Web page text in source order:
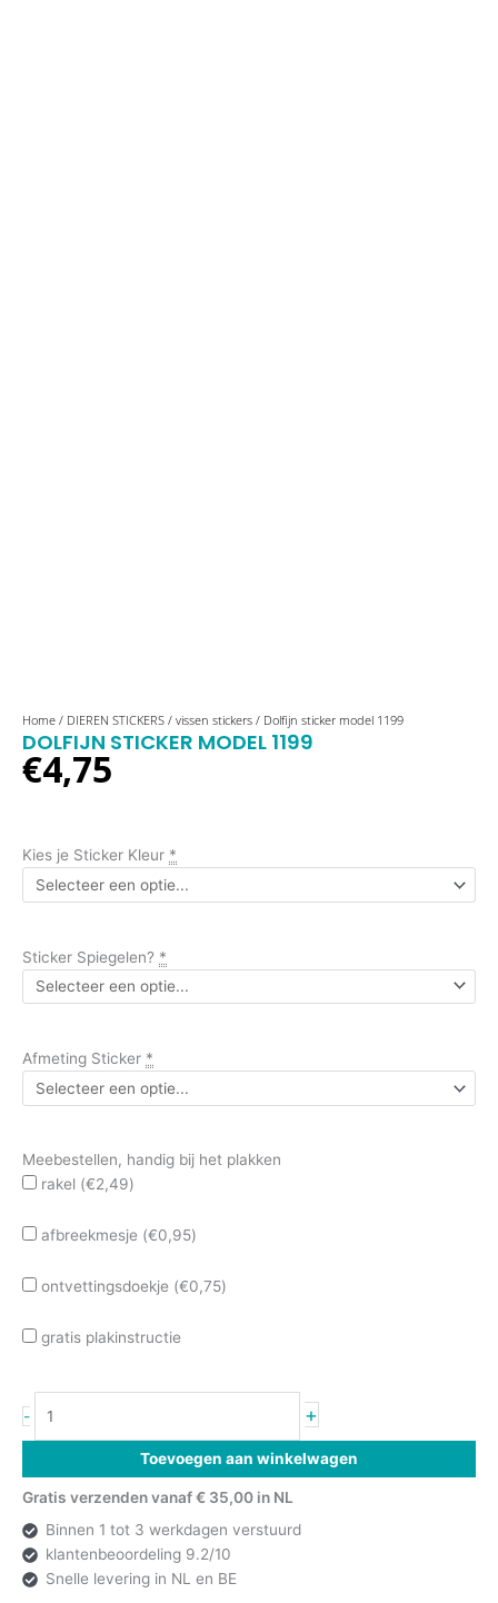
Home / DIEREN STICKERS / vissen stickers / Dolfijn sticker model 1199
DOLFIJN STICKER MODEL 1199
€4,75
Kies je Sticker Kleur *
Sticker Spiegelen? *
Afmeting Sticker *
Meebestellen, handig bij het plakken
rakel (€2,49)
afbreekmesje (€0,95)
ontvettingsdoekje (€0,75)
gratis plakinstructie
-
Dolfijn
sticker
model
1199
+
Toevoegen aan winkelwagen
Gratis verzenden vanaf € 35,00 in NL
Binnen 1 tot 3 werkdagen verstuurd
klantenbeoordeling 9.2/10
Snelle levering in NL en BE